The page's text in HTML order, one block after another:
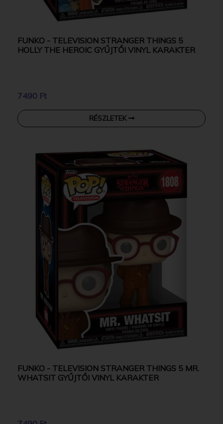
FUNKO - TELEVISION STRANGER THINGS 5
HOLLY THE HEROIC GYŰJTŐI VINYL KARAKTER
7490 Ft
RÉSZLETEK
FUNKO - TELEVISION STRANGER THINGS 5 MR.
WHATSIT GYŰJTŐI VINYL KARAKTER